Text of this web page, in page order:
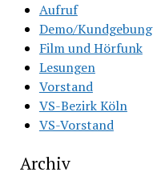
Aufruf
Demo/Kundgebung
Film und Hörfunk
Lesungen
Vorstand
VS-Bezirk Köln
VS-Vorstand
Archiv